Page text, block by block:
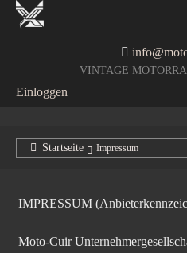
VINTAGE
Einloggen
Startseite Impressum
IMPRESSUM
Moto-Cuir